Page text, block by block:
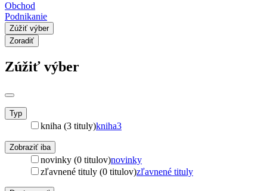
Obchod
Podnikanie
Zúžiť výber
Zoradiť
Zúžiť výber
Typ
kniha (3 tituly)kniha3
Zobraziť iba
novinky (0 titulov)novinky
zľavnené tituly (0 titulov)zľavnené tituly